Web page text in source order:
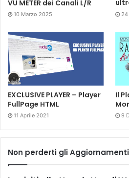
VU METER dei Canali L/R
10 Marzo 2025
EXCLUSIVE PLAYER – Player
FullPage HTML
11 Aprile 2021
Il
9
Non perderti gli Aggiornamenti